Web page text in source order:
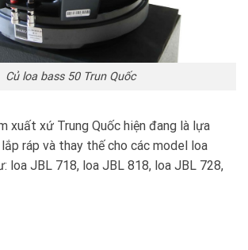
Củ loa bass 50 Trun Quốc
xuất xứ Trung Quốc hiện đang là lựa
ráp và thay thế cho các model loa
loa JBL 718, loa JBL 818, loa JBL 728,